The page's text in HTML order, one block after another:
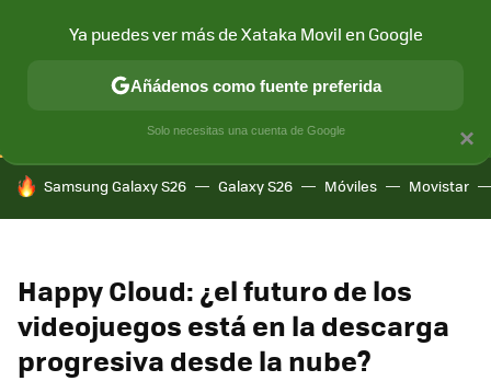
CONECTIVIDAD MÓVIL Y SOCIEDAD APLICACIONES
HOY SE HABLA DE
Samsung Galaxy S26 Galaxy S26 Móviles Movistar
Happy Cloud: ¿el futuro de los
videojuegos está en la descarga
progresiva desde la nube?
×
Ya puedes ver más de Xataka Movil en Google
Añádenos como fuente preferida
Solo necesitas una cuenta de Google